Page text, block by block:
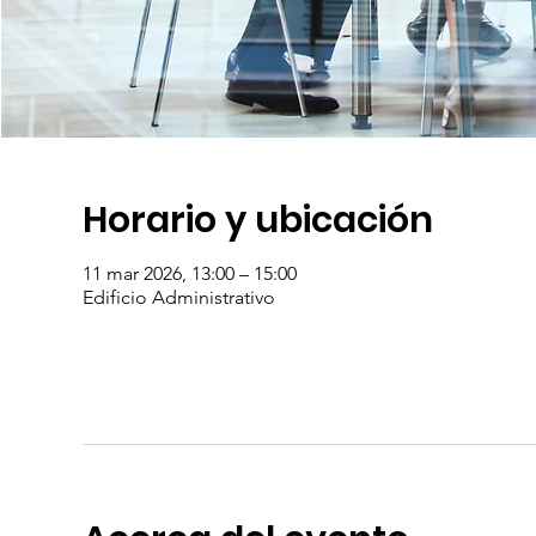
Horario y ubicación
11 mar 2026, 13:00 – 15:00
Edificio Administrativo